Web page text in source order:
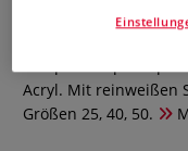
0
Acryl. Mit reinweißen
Größen 25, 40, 50.